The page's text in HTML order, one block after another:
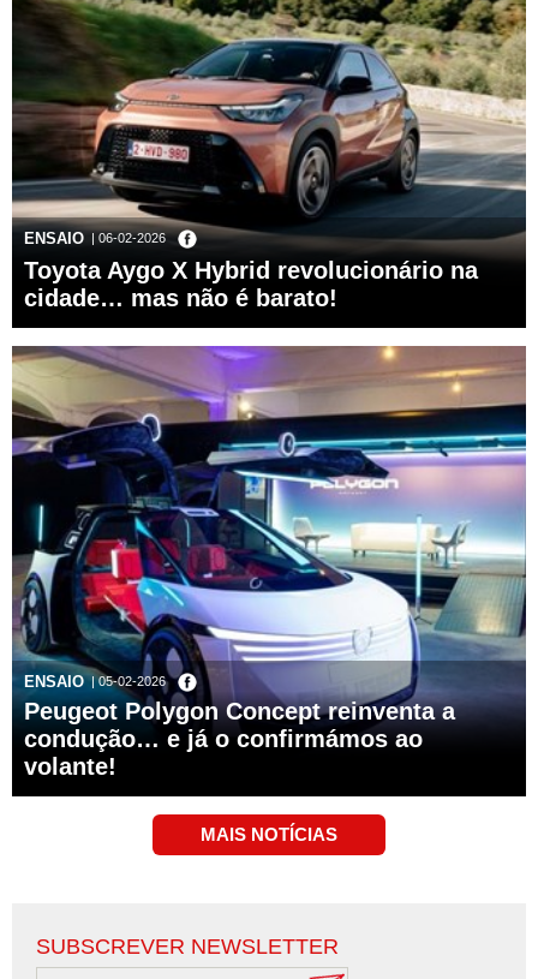
ENSAIO | 06-02-2026
Toyota Aygo X Hybrid revolucionário na
cidade… mas não é barato!
ENSAIO | 05-02-2026
Peugeot Polygon Concept reinventa a
condução… e já o confirmámos ao
volante!
SUBSCREVER NEWSLETTER